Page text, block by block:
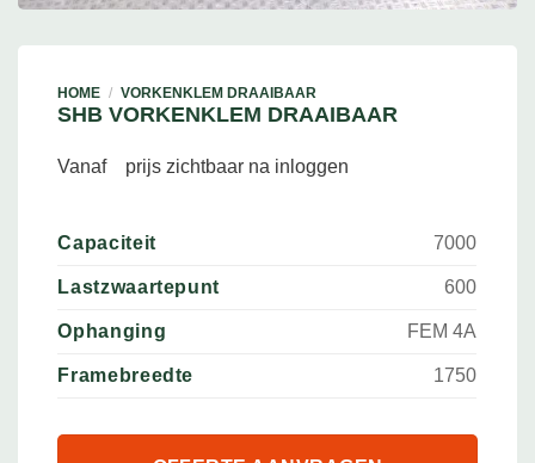
HOME / VORKENKLEM DRAAIBAAR
SHB VORKENKLEM DRAAIBAAR
Vanaf prijs zichtbaar na inloggen
Capaciteit 7000
Lastzwaartepunt 600
Ophanging FEM 4A
Framebreedte 1750